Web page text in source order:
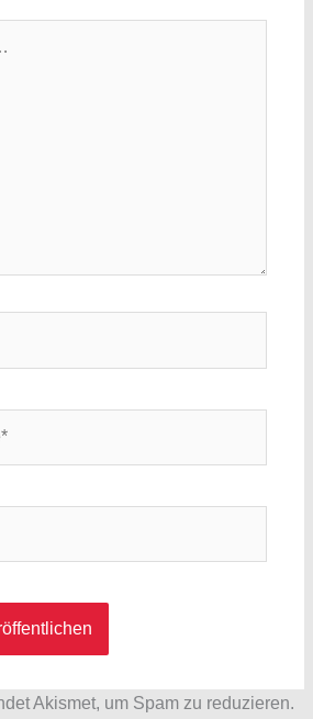
Akismet, um Spam zu reduzieren.